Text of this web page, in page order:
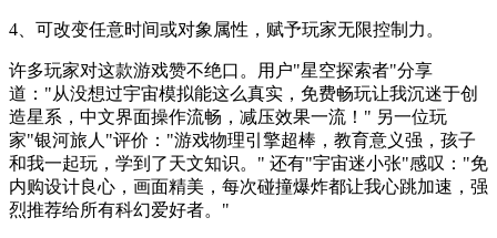
4、可改变任意时间或对象属性，赋予玩家无限控制力。
许多玩家对这款游戏赞不绝口。用户"星空探索者"分享
道："从没想过宇宙模拟能这么真实，免费畅玩让我沉迷于创
造星系，中文界面操作流畅，减压效果一流！" 另一位玩
家"银河旅人"评价："游戏物理引擎超棒，教育意义强，孩子
和我一起玩，学到了天文知识。" 还有"宇宙迷小张"感叹："免
内购设计良心，画面精美，每次碰撞爆炸都让我心跳加速，强
烈推荐给所有科幻爱好者。"